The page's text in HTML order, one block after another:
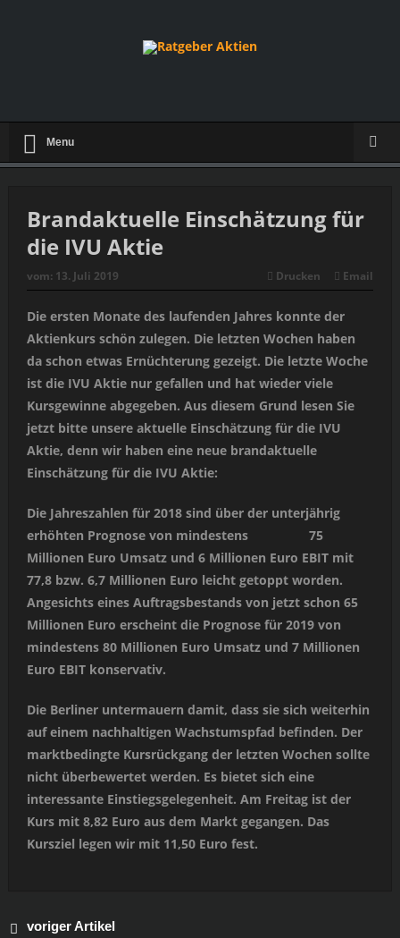
Menu
Brandaktuelle Einschätzung für
die IVU Aktie
vom: 13. Juli 2019 Drucken Email
Die ersten Monate des laufenden Jahres konnte der
Aktienkurs schön zulegen. Die letzten Wochen haben
da schon etwas Ernüchterung gezeigt. Die letzte Woche
ist die IVU Aktie nur gefallen und hat wieder viele
Kursgewinne abgegeben. Aus diesem Grund lesen Sie
jetzt bitte unsere aktuelle Einschätzung für die IVU
Aktie, denn wir haben eine neue brandaktuelle
Einschätzung für die IVU Aktie:
Die Jahreszahlen für 2018 sind über der unterjährig
erhöhten Prognose von mindestens 75
Millionen Euro Umsatz und 6 Millionen Euro EBIT mit
77,8 bzw. 6,7 Millionen Euro leicht getoppt worden.
Angesichts eines Auftragsbestands von jetzt schon 65
Millionen Euro erscheint die Prognose für 2019 von
mindestens 80 Millionen Euro Umsatz und 7 Millionen
Euro EBIT konservativ.
Die Berliner untermauern damit, dass sie sich weiterhin
auf einem nachhaltigen Wachstumspfad befinden. Der
marktbedingte Kursrückgang der letzten Wochen sollte
nicht überbewertet werden. Es bietet sich eine
interessante Einstiegsgelegenheit. Am Freitag ist der
Kurs mit 8,82 Euro aus dem Markt gegangen. Das
Kursziel legen wir mit 11,50 Euro fest.
voriger Artikel